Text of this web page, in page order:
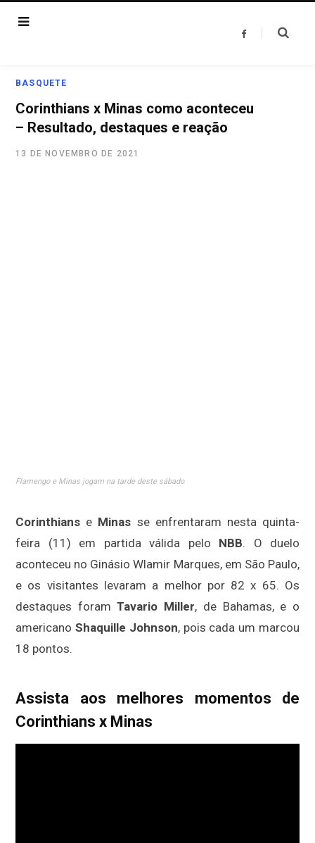
F
BASQUETE
Corinthians x Minas como aconteceu
– Resultado, destaques e reação
13 DE NOVEMBRO DE 2021
Flamengo e Minas jogam na tarde deste sábado
Corinthians e Minas se enfrentaram nesta quinta-
feira (11) em partida válida pelo NBB. O duelo
aconteceu no Ginásio Wlamir Marques, em São Paulo,
e os visitantes levaram a melhor por 82 x 65. Os
destaques foramTavario Miller, de Bahamas, e o
americano Shaquille Johnson, pois cada um marcou
18 pontos.
Assista aos melhores momentos de
Corinthians x Minas